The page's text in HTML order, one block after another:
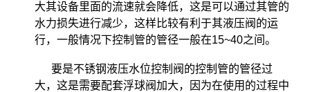
大其设备里面的流速就会降低，这是可以通过其管的
水力损失进行减少，这样比较有利于其液压阀的运
行，一般情况下控制管的管径一般在15~40之间。
要是不锈钢液压水位控制阀的控制管的管径过
大，这是需要配套浮球阀加大，因为在使用的过程中